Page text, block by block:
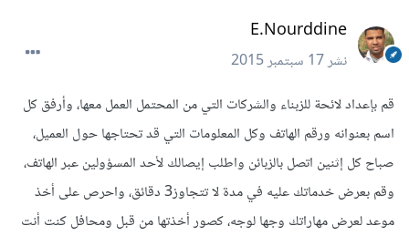
E.Nourddine
نشر17 سبتمبر 2015
قم بإعداد لائحة للزبناء والشركات التي من المحتمل العمل معها، وأرفق كل
اسم بعنوانه ورقم الهاتف وكل المعلومات التي قد تحتاجها حول العميل،
صباح كل إثنين اتصل بالزبائن واطلب إيصالك لأحد المسؤولين عبر الهاتف،
وقم بعرض خدماتك عليه في مدة لا تتجاوز3 دقائق، واحرص على أخذ
موعد لعرض مهاراتك وجها لوجه، كصور أخذتها من قبل ومحافل كنت أنت